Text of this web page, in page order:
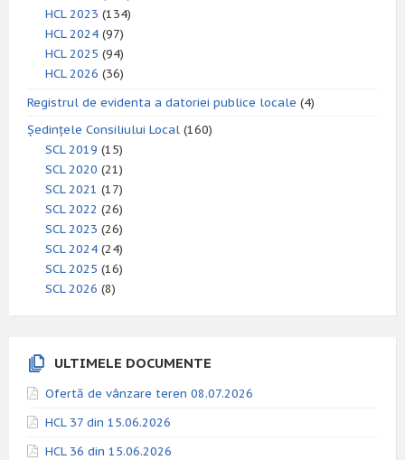
HCL 2023 (134)
HCL 2024 (97)
HCL 2025 (94)
HCL 2026 (36)
Registrul de evidenta a datoriei publice locale (4)
Ședințele Consiliului Local (160)
SCL 2019 (15)
SCL 2020 (21)
SCL 2021 (17)
SCL 2022 (26)
SCL 2023 (26)
SCL 2024 (24)
SCL 2025 (16)
SCL 2026 (8)
ULTIMELE DOCUMENTE
Ofertă de vânzare teren 08.07.2026
HCL 37 din 15.06.2026
HCL 36 din 15.06.2026